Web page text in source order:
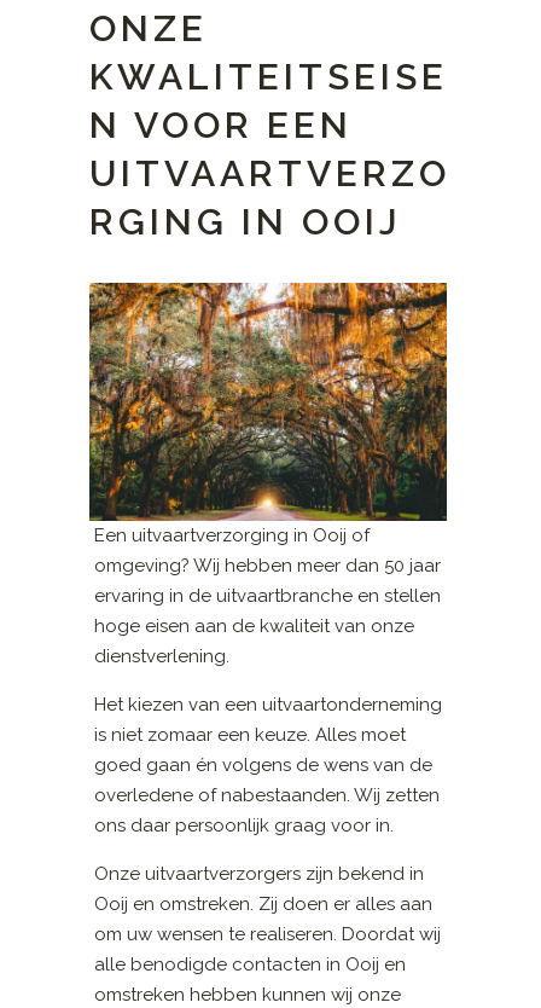
ONZE
KWALITEITSEISE
N VOOR EEN
UITVAARTVERZO
RGING IN OOIJ
Een uitvaartverzorging in Ooij of
omgeving? Wij hebben meer dan 50 jaar
ervaring in de uitvaartbranche en stellen
hoge eisen aan de kwaliteit van onze
dienstverlening.
Het kiezen van een uitvaartonderneming
is niet zomaar een keuze. Alles moet
goed gaan én volgens de wens van de
overledene of nabestaanden. Wij zetten
ons daar persoonlijk graag voor in.
Onze uitvaartverzorgers zijn bekend in
Ooij en omstreken. Zij doen er alles aan
om uw wensen te realiseren. Doordat wij
alle benodigde contacten in Ooij en
omstreken hebben kunnen wij onze